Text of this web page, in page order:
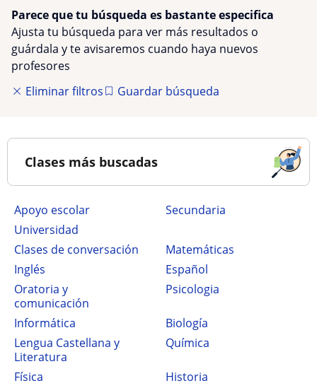
Parece que tu búsqueda es bastante especifica
Ajusta tu búsqueda para ver más resultados o
guárdala y te avisaremos cuando haya nuevos
profesores
Eliminar filtros
Guardar búsqueda
Clases más buscadas
Apoyo escolar
secundaria
Universidad
Clases de conversación
Matemáticas
Inglés
Español
Oratoria y
comunicación
Psicologia
Informática
Biología
Lengua Castellana y
Literatura
Química
Física
Historia